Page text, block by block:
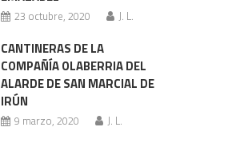
23 octubre, 2020 J. L.
CANTINERAS DE LA
COMPAÑÍA OLABERRIA DEL
ALARDE DE SAN MARCIAL DE
IRÚN
9 marzo, 2020 J. L.